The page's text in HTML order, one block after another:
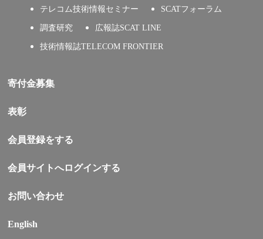
テレコム技術情報セミナー
SCATフォーラム
調査研究
広報誌SCAT LINE
技術情報誌TELECOM FRONTIER
寄付金募集
表彰
会員登録をする
会員サイトへログインする
お問い合わせ
English